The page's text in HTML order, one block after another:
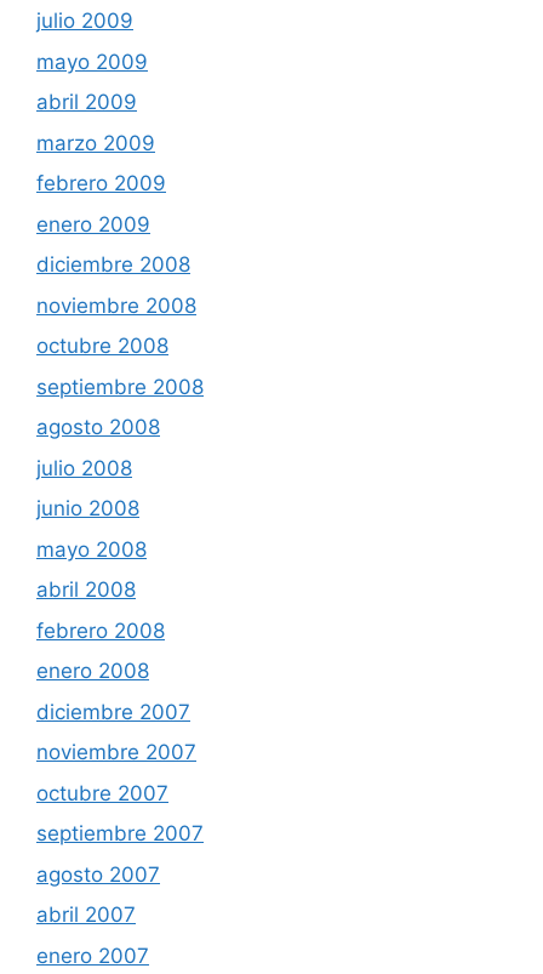
julio 2009
mayo 2009
abril 2009
marzo 2009
febrero 2009
enero 2009
diciembre 2008
noviembre 2008
octubre 2008
septiembre 2008
agosto 2008
julio 2008
junio 2008
mayo 2008
abril 2008
febrero 2008
enero 2008
diciembre 2007
noviembre 2007
octubre 2007
septiembre 2007
agosto 2007
abril 2007
enero 2007